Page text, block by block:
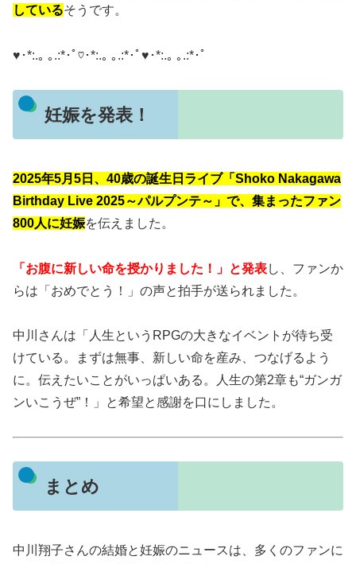
しているそうです。
♥･*:.｡ ｡.:*･ﾟ♡･*:.｡ ｡.:*･ﾟ♥･*:.｡ ｡.:*･ﾟ
妊娠を発表！
2025年5月5日、40歳の誕生日ライブ「Shoko Nakagawa
Birthday Live 2025～パルプンテ～」で、集まったファン
800人に妊娠を伝えました。
「お腹に新しい命を授かりました！」と発表し、ファンか
らは「おめでとう！」の声と拍手が送られました。
中川さんは「人生というRPGの大きなイベントが待ち受
けている。まずは無事、新しい命を産み、つなげるよう
に。伝えたいことがいっぱいある。人生の第2章も“ガンガ
ンいこうぜ”！」と希望と感謝を口にしました。
まとめ
中川翔子さんの結婚と妊娠のニュースは、多くのファンに